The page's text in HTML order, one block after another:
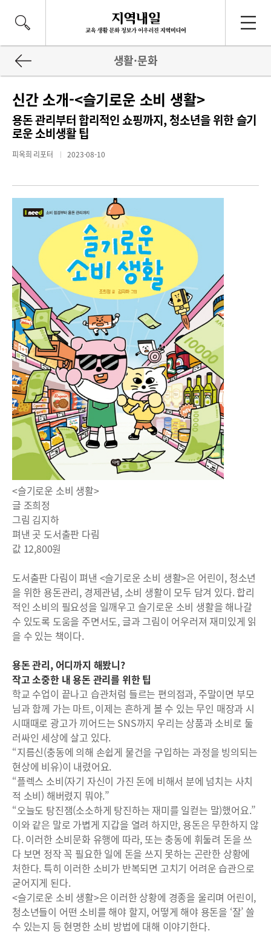
생활·문화
신간 소개-<슬기로운 소비 생활>
용돈 관리부터 합리적인 쇼핑까지, 청소년을 위한 슬기
로운 소비생활 팁
피옥희 리포터 2023-08-10
<슬기로운 소비 생활>
글 조희정
그림 김지하
펴낸 곳 도서출판 다림
값 12,800원
도서출판 다림이 펴낸 <슬기로운 소비 생활>은 어린이, 청소년
을 위한 용돈관리, 경제관념, 소비 생활이 모두 담겨 있다. 합리
적인 소비의 필요성을 일깨우고 슬기로운 소비 생활을 해나갈
수 있도록 도움을 주면서도, 글과 그림이 어우러져 재미있게 읽
을 수 있는 책이다.
용돈 관리, 어디까지 해봤니?
작고 소중한 내 용돈 관리를 위한 팁
학교 수업이 끝나고 습관처럼 들르는 편의점과, 주말이면 부모
님과 함께 가는 마트, 이제는 흔하게 볼 수 있는 무인 매장과 시
시때때로 광고가 끼어드는 SNS까지 우리는 상품과 소비로 둘
러싸인 세상에 살고 있다.
“지름신(충동에 의해 손쉽게 물건을 구입하는 과정을 빙의되는
현상에 비유)이 내렸어요.
“플렉스 소비(자기 자신이 가진 돈에 비해서 분에 넘치는 사치
적 소비) 해버렸지 뭐야.”
“오늘도 탕진잼(소소하게 탕진하는 재미를 일컫는 말)했어요.”
이와 같은 말로 가볍게 지갑을 열려 하지만, 용돈은 무한하지 않
다. 이러한 소비문화 유행에 따라, 또는 충동에 휘둘려 돈을 쓰
다 보면 정작 꼭 필요한 일에 돈을 쓰지 못하는 곤란한 상황에
처한다. 특히 이러한 소비가 반복되면 고치기 어려운 습관으로
굳어지게 된다.
<슬기로운 소비 생활>은 이러한 상황에 경종을 울리며 어린이,
청소년들이 어떤 소비를 해야 할지, 어떻게 해야 용돈을 ‘잘’ 쓸
수 있는지 등 현명한 소비 방법에 대해 이야기한다.